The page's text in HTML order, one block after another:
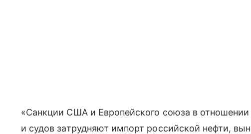
«Санкции США и Европейского союза в отношении
и судов затрудняют импорт российской нефти,